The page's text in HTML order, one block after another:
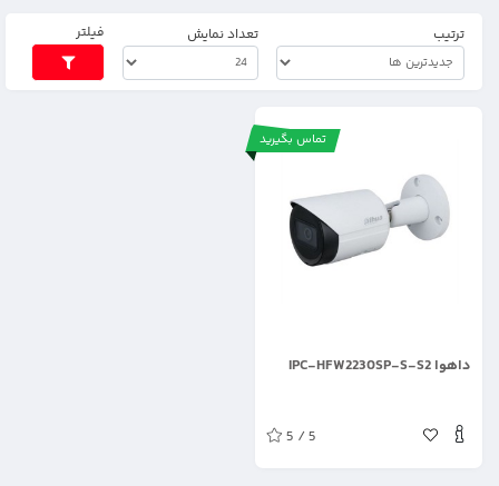
ترتیب تعداد نمایش فیلتر
تماس بگیرید
داهوا IPC-HFW2230SP-S-S2
5 / 5